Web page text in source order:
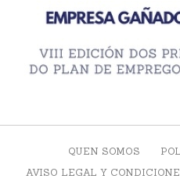
QUEN SOMOS
AVISO LEGAL Y